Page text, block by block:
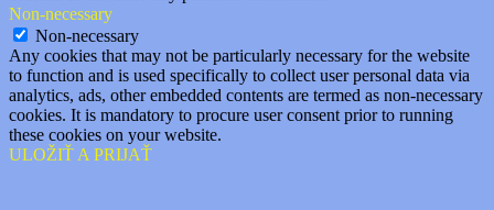
Non-necessary
Non-necessary
Any cookies that may not be particularly necessary for the website
to function and is used specifically to collect user personal data via
analytics, ads, other embedded contents are termed as non-necessary
cookies. It is mandatory to procure user consent prior to running
these cookies on your website.
ULOŽIŤ A PRIJAŤ